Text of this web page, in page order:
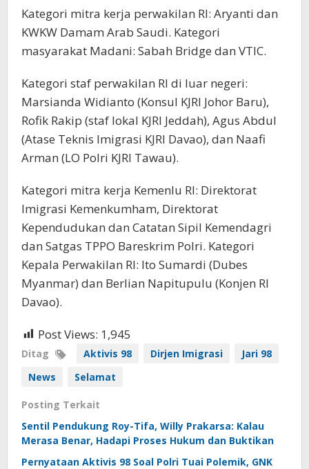
Kategori mitra kerja perwakilan RI: Aryanti dan
KWKW Damam Arab Saudi. Kategori
masyarakat Madani: Sabah Bridge dan VTIC.
Kategori staf perwakilan RI di luar negeri:
Marsianda Widianto (Konsul KJRI Johor Baru),
Rofik Rakip (staf lokal KJRI Jeddah), Agus Abdul
(Atase Teknis Imigrasi KJRI Davao), dan Naafi
Arman (LO Polri KJRI Tawau).
Kategori mitra kerja Kemenlu RI: Direktorat
Imigrasi Kemenkumham, Direktorat
Kependudukan dan Catatan Sipil Kemendagri
dan Satgas TPPO Bareskrim Polri. Kategori
Kepala Perwakilan RI: Ito Sumardi (Dubes
Myanmar) dan Berlian Napitupulu (Konjen RI
Davao).
Post Views: 1,945
Ditag Aktivis 98 Dirjen Imigrasi
Jari 98
News
Selamat
Posting Terkait
Sentil Pendukung Roy-Tifa, Willy Prakarsa: Kalau
Merasa Benar, Hadapi Proses Hukum dan Buktikan
Pernyataan Aktivis 98 Soal Polri Tuai Polemik, GNK